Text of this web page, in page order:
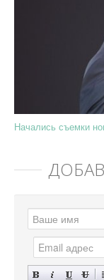
Начались съемки